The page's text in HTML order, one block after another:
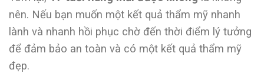
nên. Nếu bạn muốn một kết quả thẩm mỹ nhanh
lành và nhanh hồi phục chờ đến thời điểm lý tưởng
để đảm bảo an toàn và có một kết quả thẩm mỹ
đẹp.